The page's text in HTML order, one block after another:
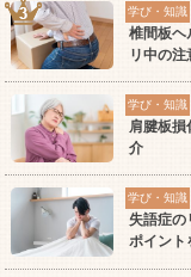
学び・知識
椎間板ヘ
リ中の
学び・知識
肩腱板損
介
学び・知識
失語症の
ポイント